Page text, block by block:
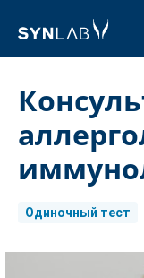
Одиночный тест